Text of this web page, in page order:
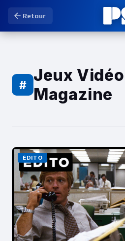
Retour
# Jeux Vidéo
Magazine
ÉDITO